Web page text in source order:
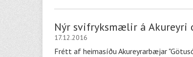
Nýr svifryksmælir á Akureyri
17.12.2016
Frétt af heimasíðu Akureyrarbæjar